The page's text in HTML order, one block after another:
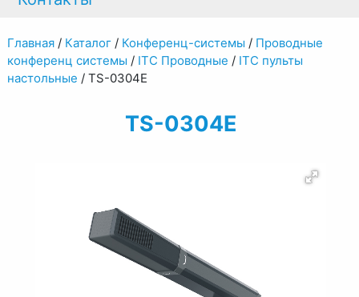
Главная/ Каталог/ Конференц-системы / Проводные
конференц системы / ITC Проводные / ITC пульты
настольные / ТS-0304E
ТS-0304E